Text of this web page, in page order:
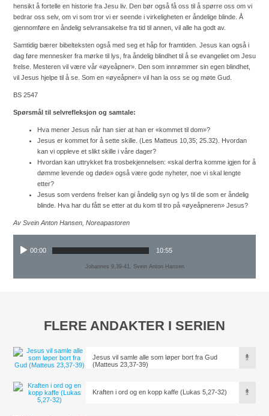
hensikt å fortelle en historie fra Jesu liv. Den bør også få oss til å spørre oss om vi
bedrar oss selv, om vi som tror vi er seende i virkeligheten er åndelige blinde. Å
gjennomføre en åndelig selvransakelse fra tid til annen, vil alle ha godt av.
Samtidig bærer bibelteksten også med seg et håp for framtiden. Jesus kan også i
dag føre mennesker fra mørke til lys, fra åndelig blindhet til å se evangeliet om Jesu
frelse. Mesteren vil være vår «øyeåpner». Den som innrømmer sin egen blindhet,
vil Jesus hjelpe til å se. Som en «øyeåpner» vil han la oss se og møte Gud.
BS 2547
Spørsmål til selvrefleksjon og samtale:
Hva mener Jesus når han sier at han er «kommet til dom»?
Jesus er kommet for å sette skille. (Les Matteus 10,35; 25.32). Hvordan
kan vi oppleve et slikt skille i våre dager?
Hvordan kan uttrykket fra trosbekjennelsen: «skal derfra komme igjen for å
dømme levende og døde» også være gode nyheter, noe vi skal lengte
etter?
Jesus som verdens frelser kan gi åndelig syn og lys til de som er åndelig
blinde. Hva har du fått se etter at du kom til tro på «øyeåpneren» Jesus?
Av Svein Anton Hansen, Noreapastoren
00:00 10:55
Johannes 9,39-41, Svein Anton Hansen
FLERE ANDAKTER I SERIEN
Jesus vil samle alle som løper bort fra Gud
(Matteus 23,37-39)
Kraften i ord og en kopp kaffe (Lukas 5,27-32)